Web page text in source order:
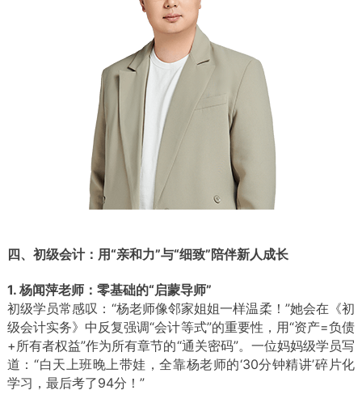
四、初级会计：用“亲和力”与“细致”陪伴新人成长
1. 杨闻萍老师：零基础的“启蒙导师”
初级学员常感叹：“杨老师像邻家姐姐一样温柔！”她会在《初
级会计实务》中反复强调“会计等式”的重要性，用“资产=负债
+所有者权益”作为所有章节的“通关密码”。一位妈妈级学员写
道：“白天上班晚上带娃，全靠杨老师的‘30分钟精讲’碎片化
学习，最后考了94分！”